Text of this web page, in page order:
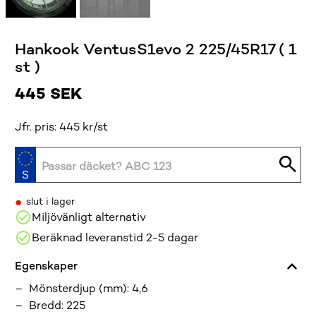
Hankook VentusS1evo 2 225/45R17 ( 1
st )
445 SEK
Jfr. pris: 445 kr/st
• slut i lager
Miljövänligt alternativ
Beräknad leveranstid 2-5 dagar
Egenskaper
Mönsterdjup (mm):4,6
Bredd:225